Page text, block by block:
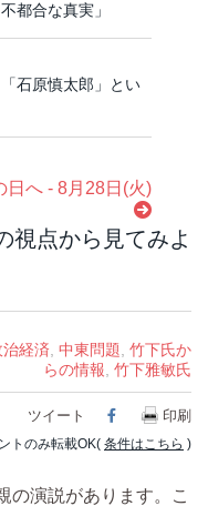
都合な真実」
石原慎太郎」とい
日へ - 8月28日(火)
視点から見てみよ
治経済 中東問題
竹下氏か
らの情報 竹下雅敏氏
ツイート Facebook
印刷
トのみ転載OK( 条件はこちら )
の演説があります。こ